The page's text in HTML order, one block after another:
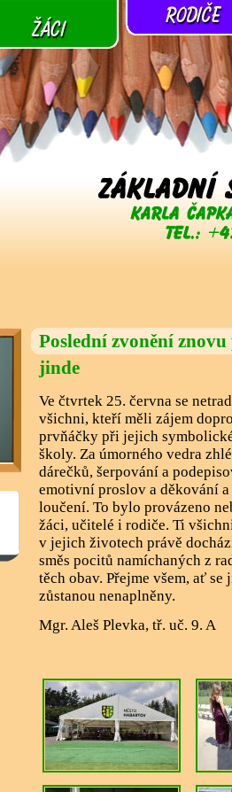
Poslední zvonění
jinde
Ve čtvrtek 25. června se
všichni, kteří měli zájem
prvňáčky při jejich
školy. Za úmorného vedra
dárečků, šerpování a
emotivní proslov a děkování
loučení. To bylo provázeno
žáci, učitelé i rodiče. Ti
v jejich životech právě
směs pocitů namíchaných z
těch obav. Přejme všem, ať
zůstanou nenaplněny.
Mgr. Aleš Plevka, tř. uč. 9. A